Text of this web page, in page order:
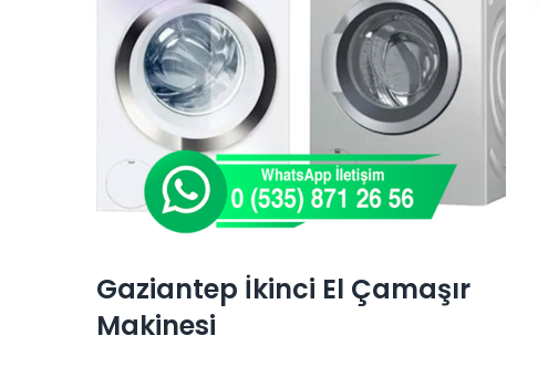
Gaziantep İkinci El Çamaşır
Makinesi